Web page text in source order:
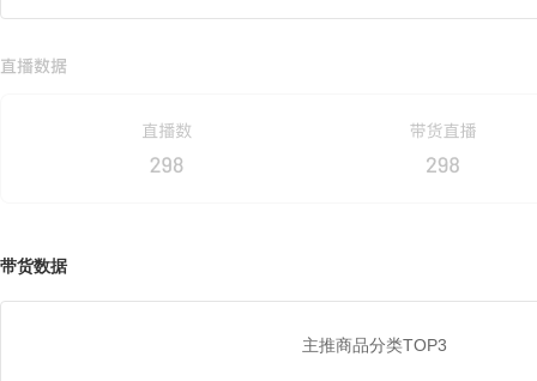
带货数据
主推商品分类TOP3